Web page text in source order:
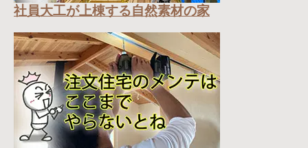
社員大工が上棟する自然素材の家